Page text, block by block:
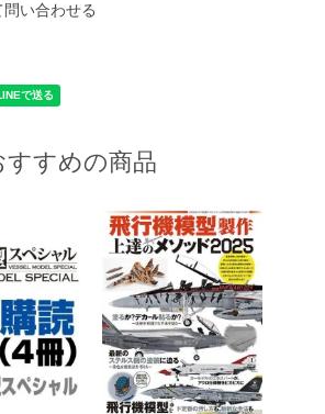
い合わせる
すめの商品